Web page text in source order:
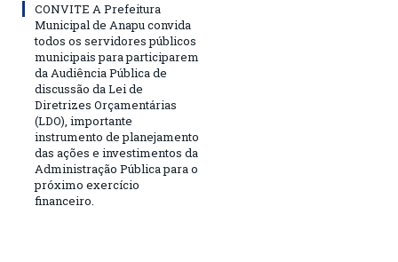
CONVITE A Prefeitura
Municipal de Anapu convida
todos os servidores públicos
municipais para participarem
da Audiência Pública de
discussão da Lei de
Diretrizes Orçamentárias
(LDO), importante
instrumento de planejamento
das ações e investimentos da
Administração Pública para o
próximo exercício
financeiro.